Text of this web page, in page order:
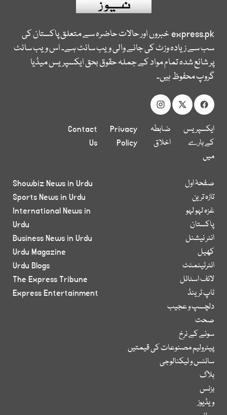
express.pkخبروں اور حالات حاضرہ سے متعلق پاکستان کی
سب سے زیادہ وزٹ کی جانے والی ویب سائٹ ہے۔ اس ویب سائٹ
پر شائع شدہ تمام مواد کے جملہ حقوق بحق ایکسپریس میڈیا
گروپ محفوظ ہیں۔
ایکسپریس
کے بارے
میں
ضابطہ
اخلاق
Privacy
Policy
Contact
Us
صفحۂ اول
تازہ ترین
غزہ لہو لہو
پاکستان
انٹر نیشنل
کھیل
انٹرٹینمنٹ
لائف اسٹائل
ٹاپ ٹرینڈ
دلچسپ و عجیب
صحت
سونے کے نرخ
پیٹرولیم مصنوعات کی قیمتیں
سائنس و ٹیکنالوجی
بلاگ
بزنس
ویڈیوز
Showbiz News in Urdu
Sports News in Urdu
International News in
Urdu
Business News in Urdu
Urdu Magazine
Urdu Blogs
The Express Tribune
Express Entertainment